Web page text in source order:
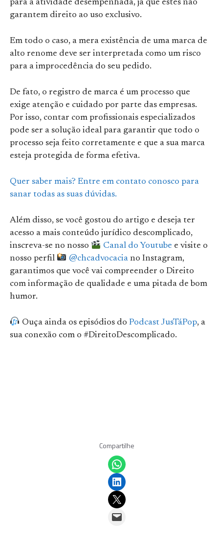
para a atividade desempenhada, já que estes não
garantem direito ao uso exclusivo.
Em todo o caso, a mera existência de uma marca de
alto renome deve ser interpretada como um risco
para a improcedência do seu pedido.
De fato, o registro de marca é um processo que
exige atenção e cuidado por parte das empresas.
Por isso, contar com profissionais especializados
pode ser a solução ideal para garantir que todo o
processo seja feito corretamente e que a sua marca
esteja protegida de forma efetiva.
Quer saber mais? Entre em contato conosco para
sanar todas as suas dúvidas.
Além disso, se você gostou do artigo e deseja ter
acesso a mais conteúdo jurídico descomplicado,
inscreva-se no nosso
Canal do Youtube e visite o
nosso perfil
@chcadvocaciano Instagram,
garantimos que você vai compreender o Direito
com informação de qualidade e uma pitada de bom
humor.
Ouça ainda os episódios do Podcast JusTáPop, a
sua conexão com o #DireitoDescomplicado.
Compartilhe
Share on WhatsApp
Share on LinkedIn
Email this Page
Email this Page